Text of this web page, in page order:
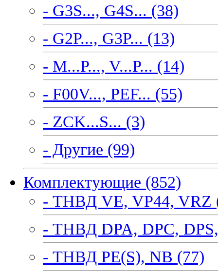
- G3S..., G4S... (38)
- G2P..., G3P... (13)
- M...P..., V...P... (14)
- F00V..., PEF... (55)
- ZCK...S... (3)
- Другие (99)
Комплектующие (852)
- ТНВД VE, VP44, VRZ
- ТНВД DPA, DPC,
- ТНВД PE(S), NB (77)